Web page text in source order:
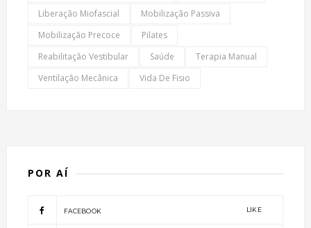
Liberação Miofascial
Mobilização Passiva
Mobilização Precoce
Pilates
Reabilitação Vestibular
Saúde
Terapia Manual
Ventilação Mecânica
Vida De Fisio
POR AÍ
FACEBOOK LIKE